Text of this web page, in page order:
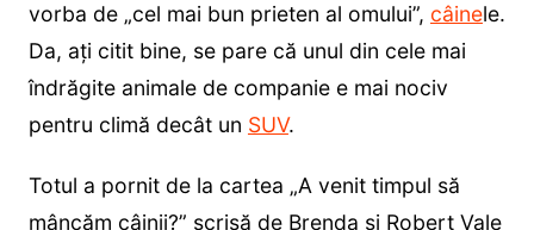
vorba de „cel mai bun prieten al omului”, câinele.
Da, ați citit bine, se pare că unul din cele mai
îndrăgite animale de companie e mai nociv
pentru climă decât un SUV.
Totul a pornit de la cartea „A venit timpul să
mâncăm câinii?” scrisă de Brenda și Robert Vale